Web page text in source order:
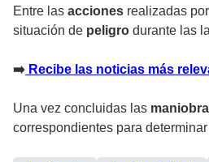
Entre las acciones realizadas
situación de peligro durante las
➡️ Recibe las noticias más
Una vez concluidas las
correspondientes para